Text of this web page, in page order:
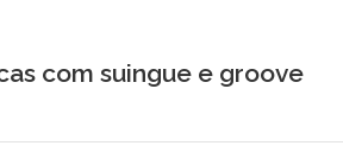
com suingue e groove